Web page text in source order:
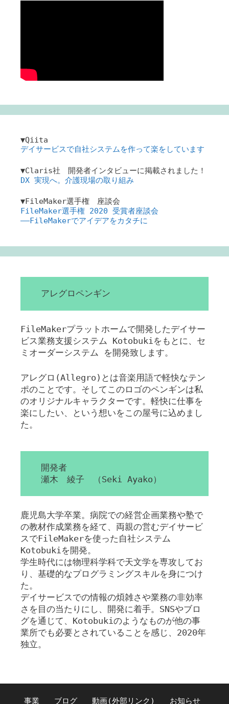
▼Qiita
デイサービスで自社システムを作って楽をしています
▼Claris社 開発者インタビューに掲載されました！
DX 実現へ。介護現場の取り組み
▼FileMaker選手権 座談会
FileMaker選手権 2020 受賞者座談会
――FileMakerでアイデアをカタチに
アレグロペンギン
FileMakerプラットホームで開発したデイサー
ビス業務支援システム Kotobukiをもとに、セ
ミオーダーシステム を開発致します。
アレグロ(Allegro)とは音楽用語で軽快なテン
ポのことです。そしてこのロゴのペンギンは私
のオリジナルキャラクターです。軽快に仕事を
楽にしたい、という想いをこの屋号に込めまし
た。
開発者
瀬木 綾子 （Seki Ayako）
鹿児島大学卒業。病院での経営企画業務や塾で
の教材作成業務を経て、両親の営むデイサービ
スでFileMakerを使った自社システム
Kotobukiを開発。
学生時代には物理科学科で天文学を専攻してお
り、基礎的なプログラミングスキルを身につけ
た。
デイサービスでの情報の煩雑さや業務の非効率
さを目の当たりにし、開発に着手。SNSやブロ
グを通じて、Kotobukiのようなものが他の事
業所でも必要とされていることを感じ、2020年
独立。
事業 ブログ 動画(外部リンク) お知らせ